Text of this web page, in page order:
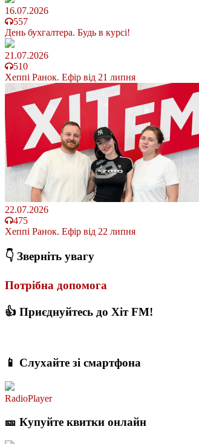
16.07.2026
557
День бухгалтера. Будь в курсі!
21.07.2026
510
Хеппі Ранок. Ефір від 21 липня
22.07.2026
475
Хеппі Ранок. Ефір від 22 липня
👇 Зверніть увагу
Потрібна допомога
👍 Приєднуйтесь до Хіт FM!
📱 Слухайте зі смартфона
RadioPlayer
🎫 Купуйте квитки онлайн